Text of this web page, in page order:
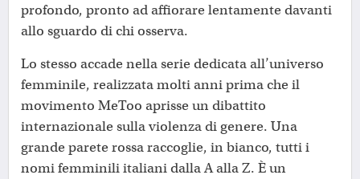
profondo, pronto ad affiorare lentamente davanti
allo sguardo di chi osserva.
Lo stesso accade nella serie dedicata all’universo
femminile, realizzata molti anni prima che il
movimento MeToo aprisse un dibattito
internazionale sulla violenza di genere. Una
grande parete rossa raccoglie, in bianco, tutti i
nomi femminili italiani dalla A alla Z. È un